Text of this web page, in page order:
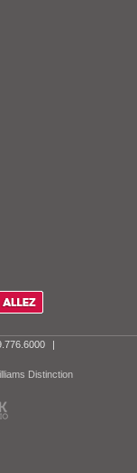
|
Distinction